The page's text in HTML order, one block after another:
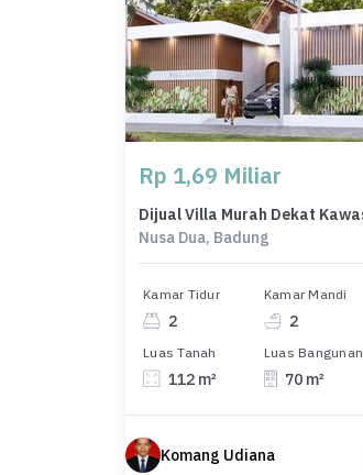
Rp 1,69 Miliar
Nusa Dua, Badung
Kamar Tidur
2
Kamar Mandi
2
Luas Tanah
112 m²
Luas Bangunan
70 m²
Komang Udiana